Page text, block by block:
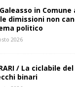
in Comune
dimissioni non
politico
2026
/ La ciclabile
binari